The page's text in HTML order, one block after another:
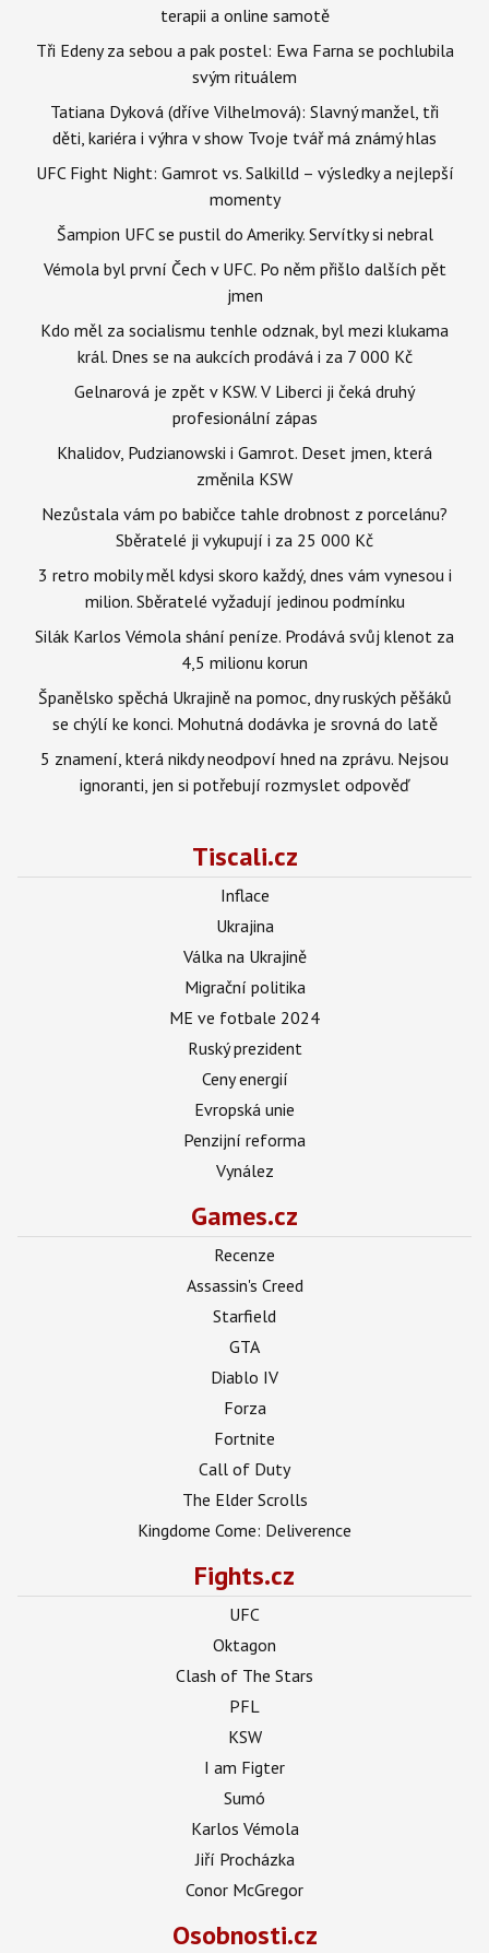
terapii a online samotě
Tři Edeny za sebou a pak postel: Ewa Farna se pochlubila
svým rituálem
Tatiana Dyková (dříve Vilhelmová): Slavný manžel, tři
děti, kariéra i výhra v show Tvoje tvář má známý hlas
UFC Fight Night: Gamrot vs. Salkilld – výsledky a nejlepší
momenty
Šampion UFC se pustil do Ameriky. Servítky si nebral
Vémola byl první Čech v UFC. Po něm přišlo dalších pět
jmen
Kdo měl za socialismu tenhle odznak, byl mezi klukama
král. Dnes se na aukcích prodává i za 7 000 Kč
Gelnarová je zpět v KSW. V Liberci ji čeká druhý
profesionální zápas
Khalidov, Pudzianowski i Gamrot. Deset jmen, která
změnila KSW
Nezůstala vám po babičce tahle drobnost z porcelánu?
Sběratelé ji vykupují i za 25 000 Kč
3 retro mobily měl kdysi skoro každý, dnes vám vynesou i
milion. Sběratelé vyžadují jedinou podmínku
Silák Karlos Vémola shání peníze. Prodává svůj klenot za
4,5 milionu korun
Španělsko spěchá Ukrajině na pomoc, dny ruských pěšáků
se chýlí ke konci. Mohutná dodávka je srovná do latě
5 znamení, která nikdy neodpoví hned na zprávu. Nejsou
ignoranti, jen si potřebují rozmyslet odpověď
Tiscali.cz
Inflace
Ukrajina
Válka na Ukrajině
Migrační politika
ME ve fotbale 2024
Ruský prezident
Ceny energií
Evropská unie
Penzijní reforma
Vynález
Games.cz
Recenze
Assassin's Creed
Starfield
GTA
Diablo IV
Forza
Fortnite
Call of Duty
The Elder Scrolls
Kingdome Come: Deliverence
Fights.cz
UFC
Oktagon
Clash of The Stars
PFL
KSW
I am Figter
Sumó
Karlos Vémola
Jiří Procházka
Conor McGregor
Osobnosti.cz